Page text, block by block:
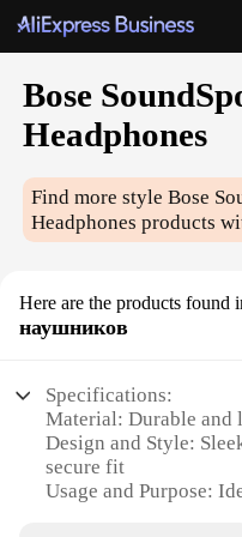
Bose
Headphones
Find more styleBose
Headphones products
Here are the products found
наушников
Specifications:
Material: Durable and
Design and Style:
secure fit
Usage and Purpose: